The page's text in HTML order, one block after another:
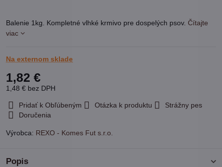
Balenie 1kg. Kompletné vlhké krmivo pre dospelých psov. Čítajte
viac
Na externom sklade
1,82 €
1,48 € bez DPH
Pridať k Obľúbeným Otázka k produktu
Strážny pes
Doručenia
Výrobca: REXO - Komes Fut s.r.o.
Popis